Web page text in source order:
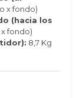
x fondo)
(hacia los
fondo)
8,7 Kg